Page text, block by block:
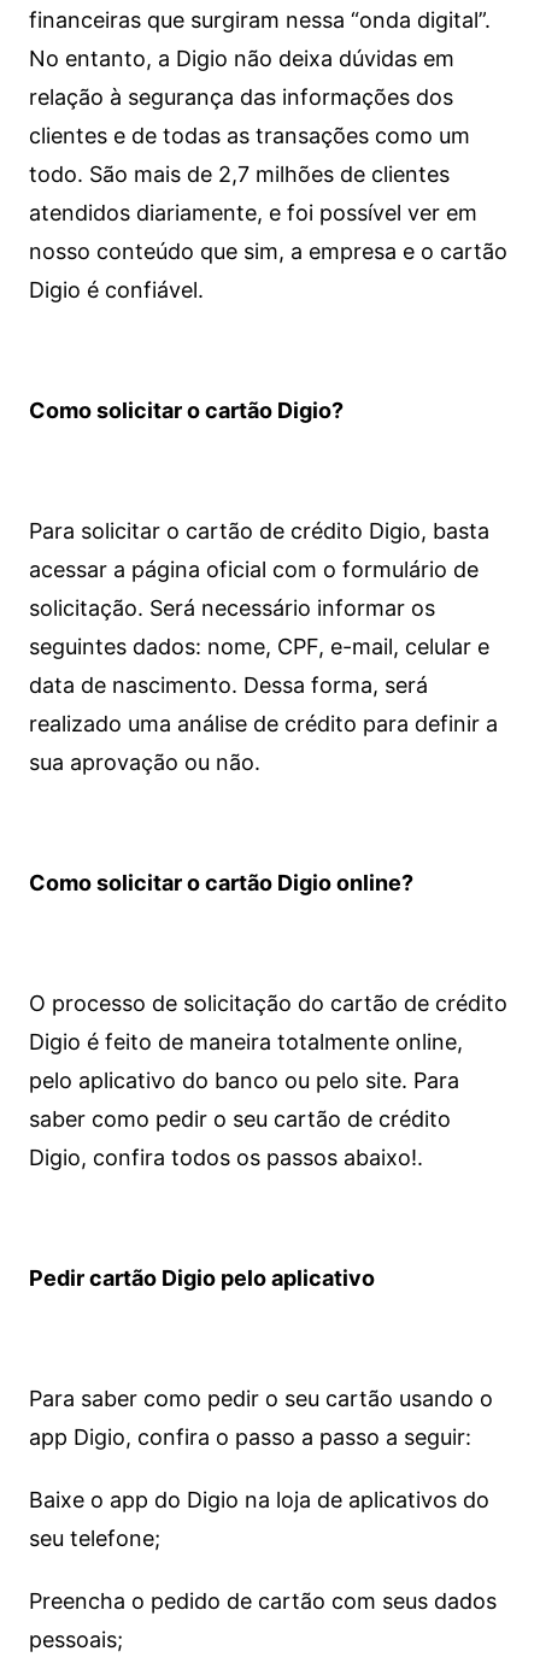
financeiras que surgiram nessa “onda digital”.
No entanto, a Digio não deixa dúvidas em
relação à segurança das informações dos
clientes e de todas as transações como um
todo. São mais de 2,7 milhões de clientes
atendidos diariamente, e foi possível ver em
nosso conteúdo que sim, a empresa e o cartão
Digio é confiável.
Como solicitar o cartão Digio?
Para solicitar o cartão de crédito Digio, basta
acessar a página oficial com o formulário de
solicitação. Será necessário informar os
seguintes dados: nome, CPF, e-mail, celular e
data de nascimento. Dessa forma, será
realizado uma análise de crédito para definir a
sua aprovação ou não.
Como solicitar o cartão Digio online?
O processo de solicitação do cartão de crédito
Digio é feito de maneira totalmente online,
pelo aplicativo do banco ou pelo site. Para
saber como pedir o seu cartão de crédito
Digio, confira todos os passos abaixo!.
Pedir cartão Digio pelo aplicativo
Para saber como pedir o seu cartão usando o
app Digio, confira o passo a passo a seguir:
Baixe o app do Digio na loja de aplicativos do
seu telefone;
Preencha o pedido de cartão com seus dados
pessoais;